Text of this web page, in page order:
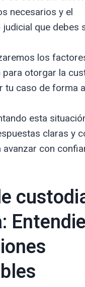
necesarios y el
que debes
los
para otorgar la
tu caso de forma
esta
claras y
con